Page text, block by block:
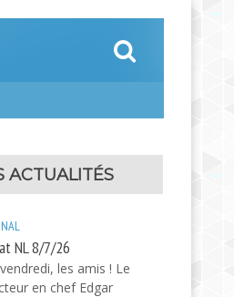
ACTUALITÉS
NL 8/7/26
les amis ! Le
en chef Edgar